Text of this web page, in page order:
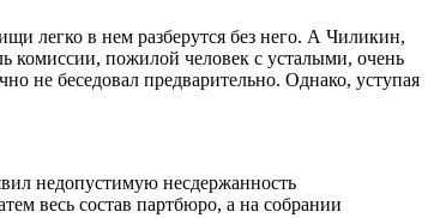
легко в нем разберутся без него. А Чиликин,
комиссии, пожилой человек с усталыми, очень
не беседовал предварительно. Однако, уступая
недопустимую несдержанность
весь состав партбюро, а на собрании